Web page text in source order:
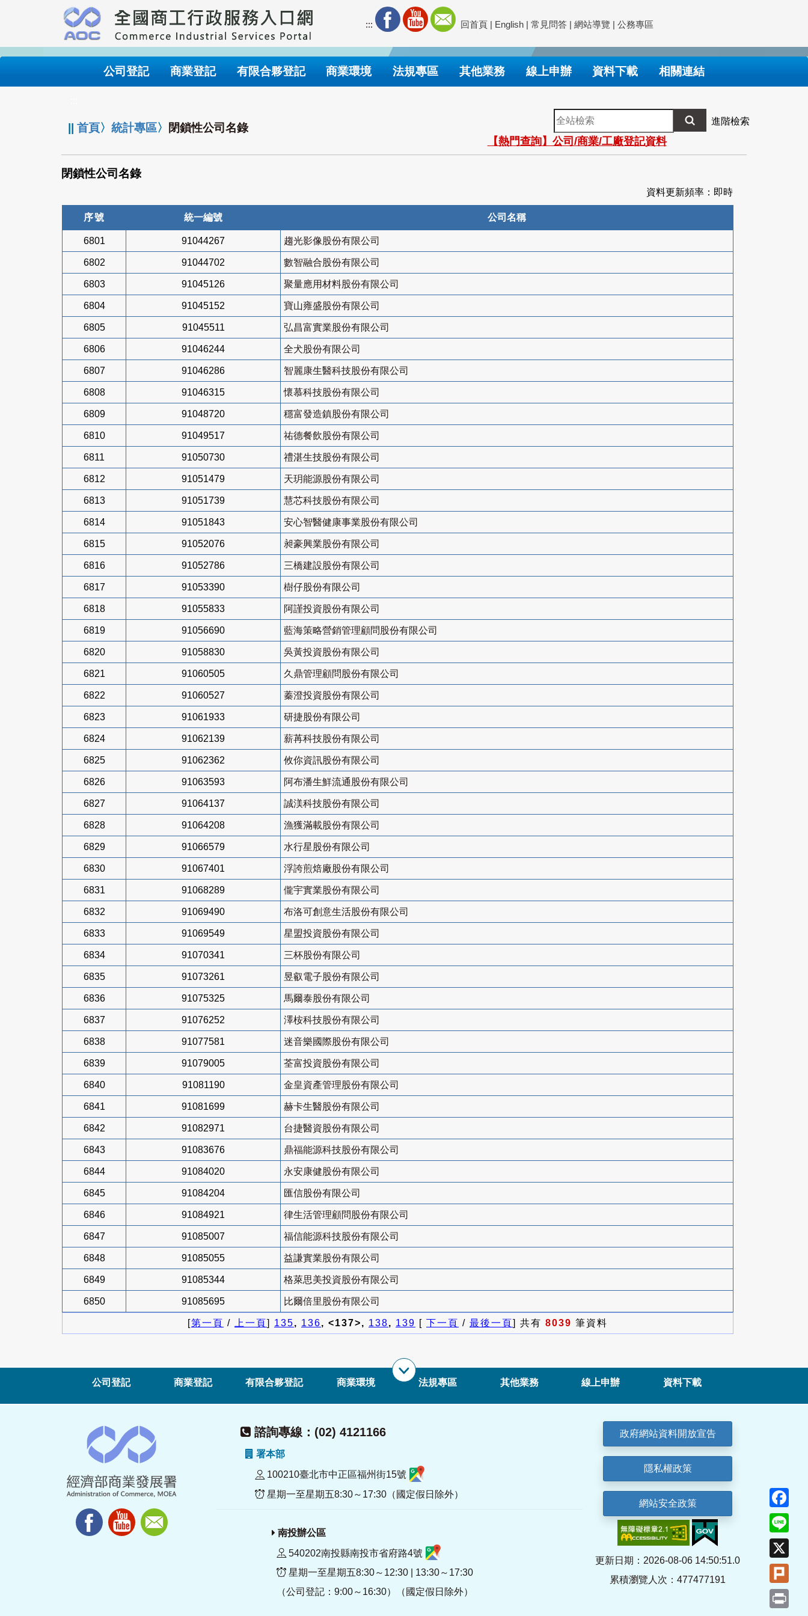
要
內
::: 回首頁 | English | 常見問答 | 網站導覽 | 公務專區
公司登記 商業登記 有限合夥登記 商業環境 法規專區 其他業務 線上申辦 資料下載 相關連結
||首頁〉統計專區〉 閉鎖性公司名錄
全
站
檢
索
進階檢索
【熱門查詢】公司/商業/工廠登記資料
閉鎖性公司名錄
資料更新頻率：即時
序號 統一編號 公司名稱
6801 91044267 趨光影像股份有限公司
6802 91044702 數智融合股份有限公司
6803 91045126 聚量應用材料股份有限公司
6804 91045152 寶山雍盛股份有限公司
6805 91045511 弘昌富實業股份有限公司
6806 91046244 全犬股份有限公司
6807 91046286 智麗康生醫科技股份有限公司
6808 91046315 懷慕科技股份有限公司
6809 91048720 穩富發造鎮股份有限公司
6810 91049517 祐德餐飲股份有限公司
6811 91050730 禮湛生技股份有限公司
6812 91051479 天玥能源股份有限公司
6813 91051739 慧芯科技股份有限公司
6814 91051843 安心智醫健康事業股份有限公司
6815 91052076 昶豪興業股份有限公司
6816 91052786 三橋建設股份有限公司
6817 91053390 樹仔股份有限公司
6818 91055833 阿謹投資股份有限公司
6819 91056690 藍海策略營銷管理顧問股份有限公司
6820 91058830 吳黃投資股份有限公司
6821 91060505 久鼎管理顧問股份有限公司
6822 91060527 蓁澄投資股份有限公司
6823 91061933 研捷股份有限公司
6824 91062139 薪苒科技股份有限公司
6825 91062362 攸你資訊股份有限公司
6826 91063593 阿布潘生鮮流通股份有限公司
6827 91064137 誠渼科技股份有限公司
6828 91064208 漁獲滿載股份有限公司
6829 91066579 水行星股份有限公司
6830 91067401 浮誇煎焙廠股份有限公司
6831 91068289 儱宇實業股份有限公司
6832 91069490 布洛可創意生活股份有限公司
6833 91069549 星盟投資股份有限公司
6834 91070341 三杯股份有限公司
6835 91073261 昱叡電子股份有限公司
6836 91075325 馬爾泰股份有限公司
6837 91076252 澤桉科技股份有限公司
6838 91077581 迷音樂國際股份有限公司
6839 91079005 荃富投資股份有限公司
6840 91081190 金皇資產管理股份有限公司
6841 91081699 赫卡生醫股份有限公司
6842 91082971 台捷醫資股份有限公司
6843 91083676 鼎福能源科技股份有限公司
6844 91084020 永安康健股份有限公司
6845 91084204 匯信股份有限公司
6846 91084921 律生活管理顧問股份有限公司
6847 91085007 福信能源科技股份有限公司
6848 91085055 益謙實業股份有限公司
6849 91085344 格萊思美投資股份有限公司
6850 91085695 比爾倍里股份有限公司
[第一頁 / 上一頁] 135, 136, <137>, 138, 139 [ 下一頁 / 最後一頁] 共有 8039 筆資料
公司登記 商業登記 有限合夥登記 商業環境 法規專區 其他業務 線上申辦 資料下載
諮詢專線：(02) 4121166
署本部
100210臺北市中正區福州街15號
星期一至星期五8:30～17:30（國定假日除外）
南投辦公區
540202南投縣南投市省府路4號
星期一至星期五8:30～12:30 | 13:30～17:30
（公司登記：9:00～16:30）（國定假日除外）
政府網站資料開放宣告
隱私權政策
網站安全政策
更新日期：2026-08-06 14:50:51.0
累積瀏覽人次：477477191